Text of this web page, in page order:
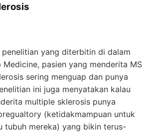
penelitian yang diterbitin di dalam
pasien yang menderita MS
sering menguap dan punya
ini juga menyatakan kalau
multiple sklerosis punya
(ketidakmampuan untuk
tubuh mereka) yang bikin terus-